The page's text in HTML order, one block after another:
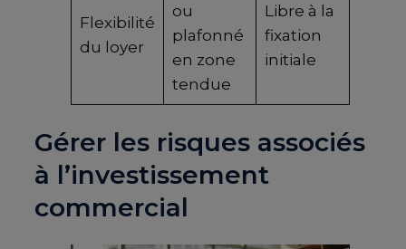
Flexibilité
du loyer
ou
plafonné
en zone
tendue
Libre à la
fixation
initiale
Gérer les risques associés
à l’investissement
commercial